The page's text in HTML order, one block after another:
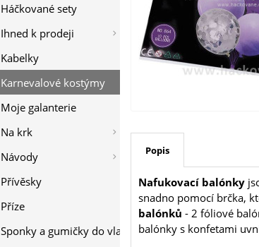
Háčkované sety
Ihned k prodeji
Kabelky
Karnevalové kostýmy
Moje galanterie
Na krk
Návody
Přívěsky
Příze
Sponky a gumičky do vlasů
Popis
Nafukovací balónky
snadno pomocí brčka,
balónků - 2 fóliové
balónky s konfetami